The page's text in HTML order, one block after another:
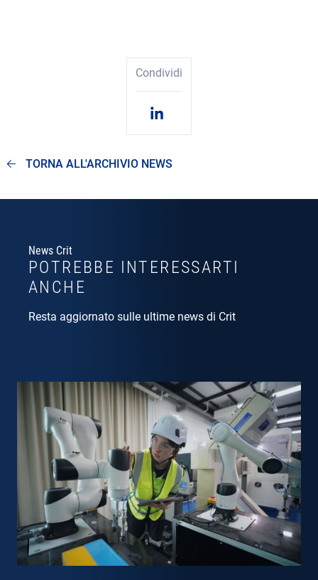
Condividi
TORNA ALL'ARCHIVIO NEWS
News Crit
POTREBBE INTERESSARTI
ANCHE
Resta aggiornato sulle ultime news di Crit